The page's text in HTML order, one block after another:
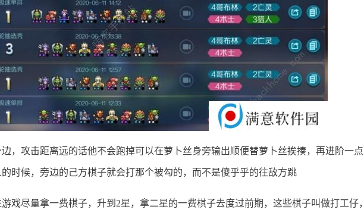
，攻击距离远的话他不会跑掉可以在萝卜丝身旁输出顺便替萝卜丝挨揍，再进阶一点
时候，旁边的己方棋子就会打那个被勾的，而不是傻乎乎的往敌方跳
戏尽量拿一费棋子，升到2星，拿二星的一费棋子去度过前期，这些棋子叫做打工仔，